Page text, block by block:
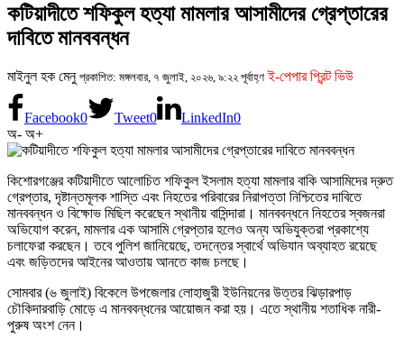
কটিয়াদীতে শফিকুল হত্যা মামলার আসামীদের গ্রেপ্তারের
দাবিতে মানববন্ধন
মাইনুল হক মেনু প্রকাশিত: মঙ্গলবার, ৭ জুলাই, ২০২৬, ৯:২২ পূর্বাহ্ণ ই-পেপার প্রিন্ট ভিউ
Facebook0 Tweet0 LinkedIn0
অ- অ+
কিশোরগঞ্জের কটিয়াদীতে আলোচিত শফিকুল ইসলাম হত্যা মামলার বাকি আসামিদের দ্রুত
গ্রেপ্তার, দৃষ্টান্তমূলক শাস্তি এবং নিহতের পরিবারের নিরাপত্তা নিশ্চিতের দাবিতে
মানববন্ধন ও বিক্ষোভ মিছিল করেছেন স্থানীয় বাসিন্দারা। মানববন্ধনে নিহতের স্বজনরা
অভিযোগ করেন, মামলার এক আসামি গ্রেপ্তার হলেও অন্য অভিযুক্তরা প্রকাশ্যে
চলাফেরা করছেন। তবে পুলিশ জানিয়েছে, তদন্তের স্বার্থে অভিযান অব্যাহত রয়েছে
এবং জড়িতদের আইনের আওতায় আনতে কাজ চলছে।
সোমবার (৬ জুলাই) বিকেলে উপজেলার লোহাজুরী ইউনিয়নের উত্তর ঝিড়ারপাড়
চৌকিদারবাড়ি মোড়ে এ মানববন্ধনের আয়োজন করা হয়। এতে স্থানীয় শতাধিক নারী-
পুরুষ অংশ নেন।